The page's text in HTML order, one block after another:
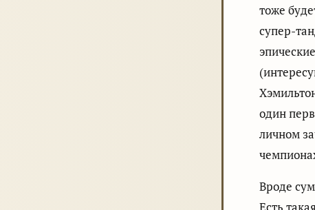
тоже
супер-
один
личном
Вроде